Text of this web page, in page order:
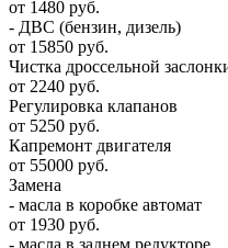
от 1480 руб.
- ДВС (бензин, дизель)
от 15850 руб.
Чистка дроссельной
от 2240 руб.
Регулировка клапанов
от 5250 руб.
Капремонт двигателя
от 55000 руб.
Замена
- масла в коробке автомат
от 1930 руб.